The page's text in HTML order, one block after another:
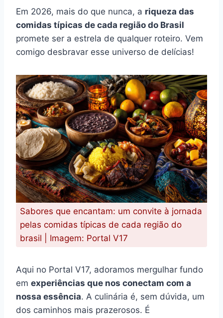
Em 2026, mais do que nunca, a riqueza das
comidas típicas de cada região do Brasil
promete ser a estrela de qualquer roteiro. Vem
comigo desbravar esse universo de delícias!
Sabores que encantam: um convite à jornada
pelas comidas típicas de cada região do
brasil | Imagem: Portal V17
Aqui no Portal V17, adoramos mergulhar fundo
em experiências que nos conectam com a
nossa essência. A culinária é, sem dúvida, um
dos caminhos mais prazerosos. É